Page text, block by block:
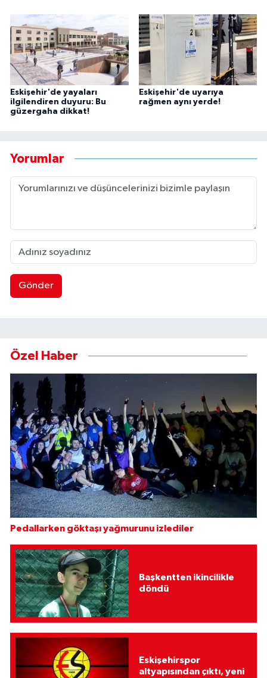
Eskişehir'de yayaları
ilgilendiren duyuru: Bu
güzergaha dikkat!
Eskişehir'de uyarıya
rağmen aynı yerde!
Yorumlar
Gönder
Özel Haber
Pedallarken göktaşı yağmurunu izlediler
Başkentten ikincilikle
döndü
Eskişehirspor
altyapısından çıktı, yeni